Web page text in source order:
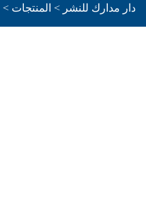
دار مدارك للنشر > المنتجات >